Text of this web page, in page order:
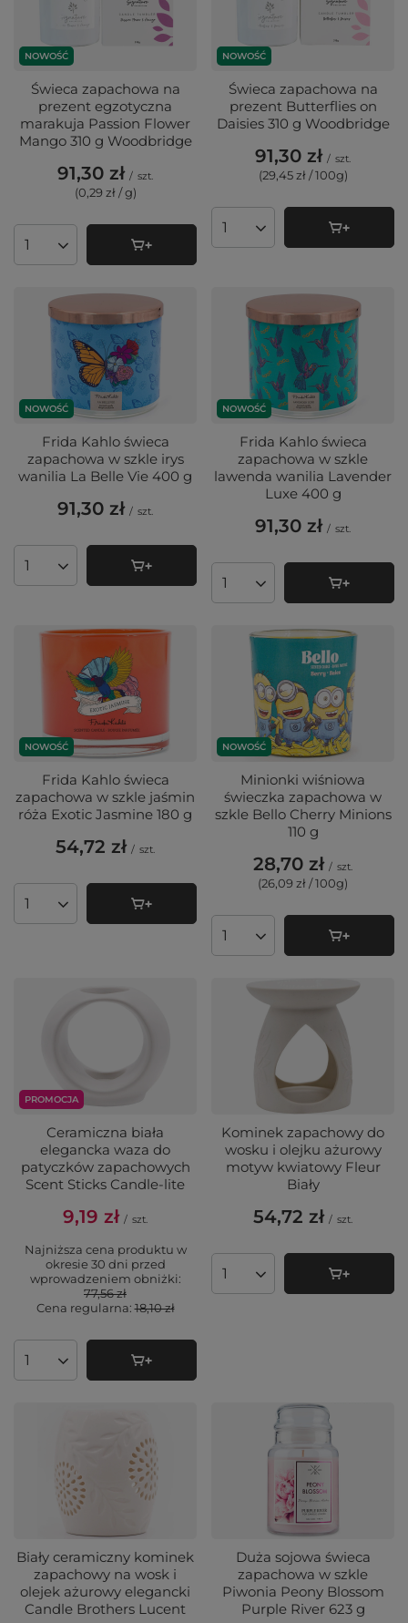
NOWOŚĆ
Świeca zapachowa na
prezent egzotyczna
marakuja Passion Flower
Mango 310 g Woodbridge
91,30 zł / szt.
(0,29 zł / g)
Ilość produktów
NOWOŚĆ
Świeca zapachowa na
prezent Butterflies on
Daisies 310 g Woodbridge
91,30 zł / szt.
(29,45 zł / 100g)
Ilość produktów
NOWOŚĆ
Frida Kahlo świeca
zapachowa w szkle irys
wanilia La Belle Vie 400 g
91,30 zł / szt.
Ilość produktów
NOWOŚĆ
Frida Kahlo świeca
zapachowa w szkle
lawenda wanilia Lavender
Luxe 400 g
91,30 zł / szt.
Ilość produktów
NOWOŚĆ
Frida Kahlo świeca
zapachowa w szkle jaśmin
róża Exotic Jasmine 180 g
54,72 zł / szt.
Ilość produktów
NOWOŚĆ
Minionki wiśniowa
świeczka zapachowa w
szkle Bello Cherry Minions
110 g
28,70 zł / szt.
(26,09 zł / 100g)
Ilość produktów
PROMOCJA
Ceramiczna biała
elegancka waza do
patyczków zapachowych
Scent Sticks Candle-lite
9,19 zł / szt.
Najniższa cena produktu w
okresie 30 dni przed
wprowadzeniem obniżki:
77,56 zł
Cena regularna:18,10 zł
Ilość produktów
Kominek zapachowy do
wosku i olejku ażurowy
motyw kwiatowy Fleur
Biały
54,72 zł / szt.
Ilość produktów
Biały ceramiczny kominek
zapachowy na wosk i
olejek ażurowy elegancki
Candle Brothers Lucent
Duża sojowa świeca
zapachowa w szkle
Piwonia Peony Blossom
Purple River 623 g